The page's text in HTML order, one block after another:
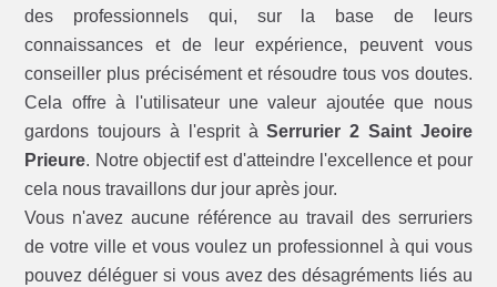
des professionnels qui, sur la base de leurs
connaissances et de leur expérience, peuvent vous
conseiller plus précisément et résoudre tous vos doutes.
Cela offre à l'utilisateur une valeur ajoutée que nous
gardons toujours à l'esprit àSerrurier 2 Saint Jeoire
Prieure. Notre objectif est d'atteindre l'excellence et pour
cela nous travaillons dur jour après jour.
Vous n'avez aucune référence au travail des serruriers
de votre ville et vous voulez un professionnel à qui vous
pouvez déléguer si vous avez des désagréments liés au